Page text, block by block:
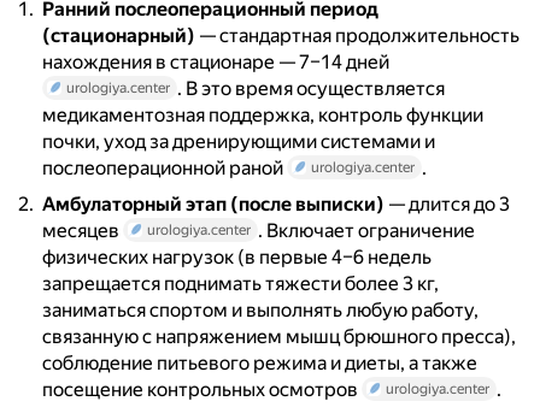
Ранний послеоперационный период
(стационарный) — стандартная продолжительность
нахождения в стационаре — 7–14 дней
urologiya.center . В это время осуществляется
медикаментозная поддержка, контроль функции
почки, уход за дренирующими системами и
послеоперационной раной
urologiya.center .
Амбулаторный этап (после выписки) — длится до 3
месяцев
urologiya.center . Включает ограничение
физических нагрузок (в первые 4–6 недель
запрещается поднимать тяжести более 3 кг,
заниматься спортом и выполнять любую работу,
связанную с напряжением мышц брюшного пресса),
соблюдение питьевого режима и диеты, а также
посещение контрольных осмотров
urologiya.center .